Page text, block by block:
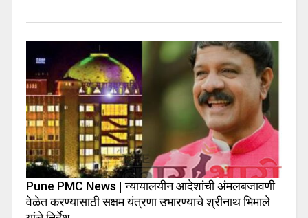
Pune PMC News | न्यायालयीन आदेशांची अंमलबजावणी
वेळेत करण्यासाठी सक्षम यंत्रणा उभारण्याचे श्रीनाथ भिमाले